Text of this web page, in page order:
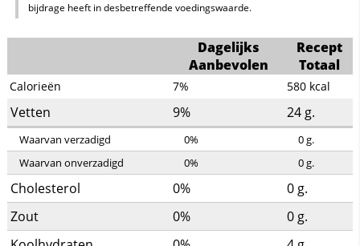
bijdrage heeft in desbetreffende voedingswaarde.
Dagelijks
Aanbevolen
Recept
Totaal
Calorieën 7% 580 kcal
Vetten 9% 24 g.
Waarvan verzadigd 0% 0g.
Waarvan onverzadigd
0% 0g.
Cholesterol 0% 0 g.
Zout
0% 0 g.